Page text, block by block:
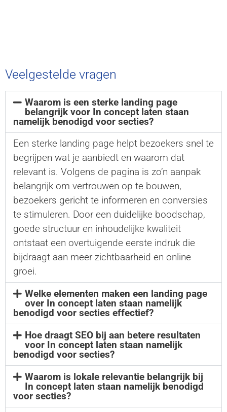
Veelgestelde vragen
Waarom is een sterke landing page
belangrijk voor In concept laten staan
namelijk benodigd voor secties?
Een sterke landing page helpt bezoekers snel te
begrijpen wat je aanbiedt en waarom dat
relevant is. Volgens de pagina is zo’n aanpak
belangrijk om vertrouwen op te bouwen,
bezoekers gericht te informeren en conversies
te stimuleren. Door een duidelijke boodschap,
goede structuur en inhoudelijke kwaliteit
ontstaat een overtuigende eerste indruk die
bijdraagt aan meer zichtbaarheid en online
groei.
Welke elementen maken een landing page
over In concept laten staan namelijk
benodigd voor secties effectief?
Hoe draagt SEO bij aan betere resultaten
voor In concept laten staan namelijk
benodigd voor secties?
Waarom is lokale relevantie belangrijk bij
In concept laten staan namelijk benodigd
voor secties?